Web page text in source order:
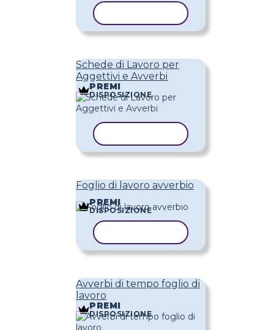
Schede di Lavoro per
Aggettivi e Avverbi
PREMI
DISPOSIZIONE
Foglio di lavoro avverbio
PREMI
DISPOSIZIONE
Avverbi di tempo foglio di
lavoro
PREMI
DISPOSIZIONE